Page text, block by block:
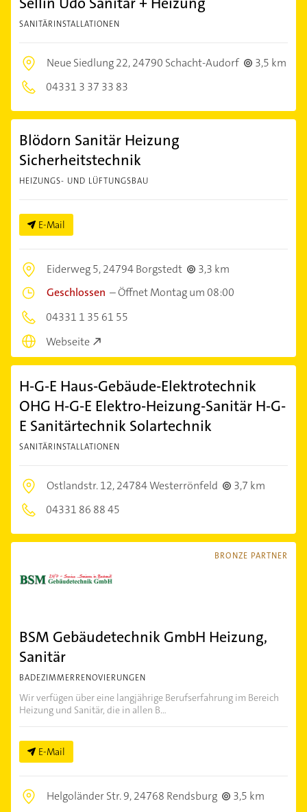
SANITÄRINSTALLATIONEN
Neue Siedlung 22,24790 Schacht-Audorf
3,5 km
04331 3 37 33 83
Blödorn Sanitär Heizung
Sicherheitstechnik
HEIZUNGS- UND LÜFTUNGSBAU
E-Mail
Eiderweg 5,24794 Borgstedt
3,3 km
Geschlossen –Öffnet Montag um 08:00
04331 1 35 61 55
Webseite
H-G-E Haus-Gebäude-Elektrotechnik
OHG H-G-E Elektro-Heizung-Sanitär H-G-
E Sanitärtechnik Solartechnik
SANITÄRINSTALLATIONEN
Ostlandstr. 12,24784 Westerrönfeld
3,7 km
04331 86 88 45
BRONZE PARTNER
BSM Gebäudetechnik GmbH Heizung,
Sanitär
BADEZIMMERRENOVIERUNGEN
Wir verfügen über eine langjährige Berufserfahrung im Bereich
Heizung und Sanitär, die in allen B...
E-Mail
Helgoländer Str. 9,24768 Rendsburg
3,5 km